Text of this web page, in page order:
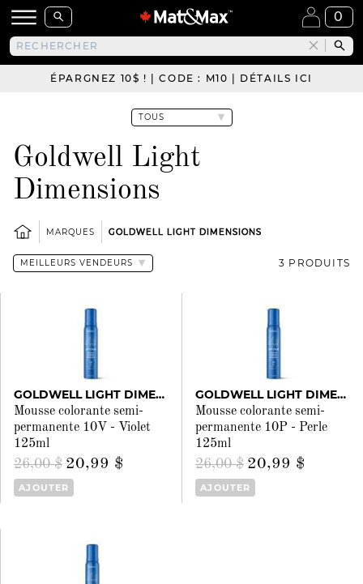
0
ÉPARGNEZ 10$ ! | CODE : M10 | DÉTAILS ICI
Goldwell Light
Dimensions
MARQUES GOLDWELL LIGHT DIMENSIONS
3 PRODUITS
GOLDWELL LIGHT DIMENSIONS
Mousse colorante semi-
permanente 10V - Violet
125ml
26,00 $ 20,99 $
AJOUTER
GOLDWELL LIGHT DIMENSIONS
Mousse colorante semi-
permanente 10P - Perle
125ml
26,00 $ 20,99 $
AJOUTER